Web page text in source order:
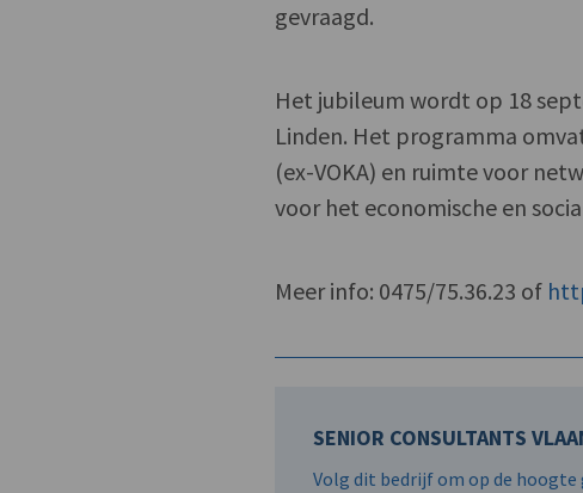
gevraagd.
Het jubileum wordt op 18
Linden. Het programma
(ex-VOKA) en ruimte voor
voor het economische en
Meer info: 0475/75.36.23 of
SENIOR CONSULTANTS
Volg dit bedrijf om op de hoogte